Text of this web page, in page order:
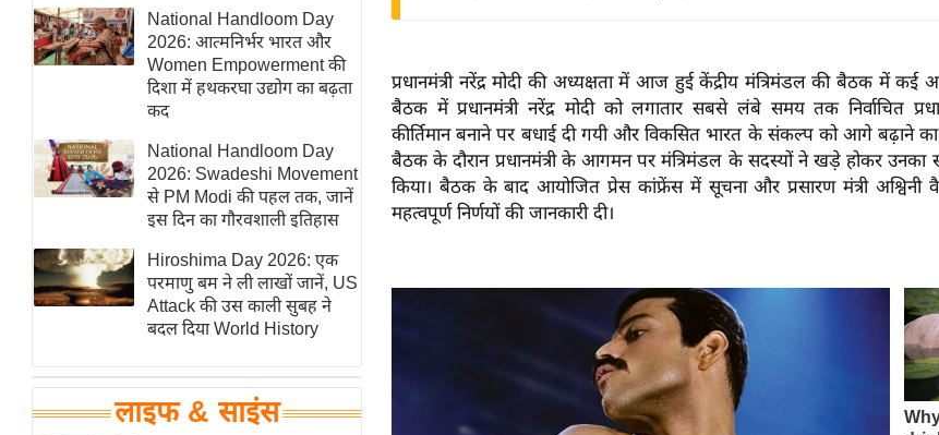
ऑटो वर्ल्ड
न्यूज ब्रीफ
मनोरंजन जगत
बॉलीवुड
हॉलीवुड
फिल्म समीक्षा
Breaking
News
लाइफस्टाइल
टेक्नॉलॉजी
घरेलू नुस्खे
पर्यटन स्थल
National Handloom Day
2026: आत्मनिर्भर भारत और
Women Empowerment की
दिशा में हथकरघा उद्योग का बढ़ता
कद
National Handloom Day
2026: Swadeshi Movement
से PM Modi की पहल तक, जानें
इस दिन का गौरवशाली इतिहास
Hiroshima Day 2026: एक
परमाणु बम ने ली लाखों जानें, US
Attack की उस काली सुबह ने
बदल दिया World History
लाइफ & साइंस
प्रधानमंत्री नरेंद्र मोदी की अध्यक्षता में आज हुई केंद्रीय मंत्रिमंडल की बैठक में
बैठक में प्रधानमंत्री नरेंद्र मोदी को लगातार सबसे लंबे समय तक निर्वाचित
कीर्तिमान बनाने पर बधाई दी गयी और विकसित भारत के संकल्प को आगे बढ़ाने का
बैठक के दौरान प्रधानमंत्री के आगमन पर मंत्रिमंडल के सदस्यों ने खड़े होकर
किया। बैठक के बाद आयोजित प्रेस कांफ्रेंस में सूचना और प्रसारण मंत्री अश्विनी
महत्वपूर्ण निर्णयों की जानकारी दी।